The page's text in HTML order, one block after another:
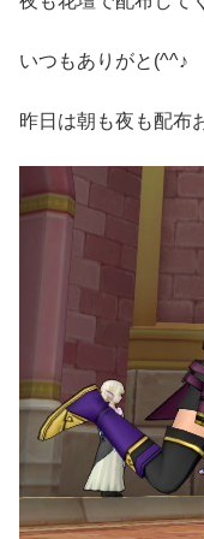
いつもありがと(^^♪
昨日は朝も夜も配布